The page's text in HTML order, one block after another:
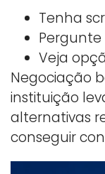
Tenha
Veja
Negociação
instituição
alternativas
conseguir